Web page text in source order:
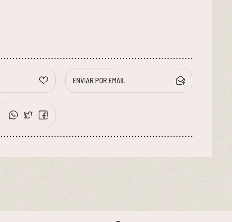
ENVIAR POR EMAIL